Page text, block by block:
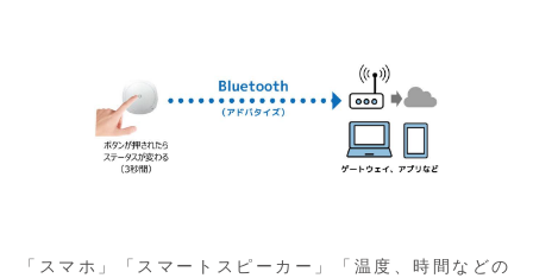
「スマホ」「スマートスピーカー」「温度、時間などの